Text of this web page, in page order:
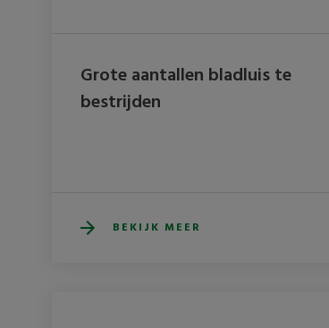
Grote aantallen bladluis te
bestrijden
BEKIJK MEER